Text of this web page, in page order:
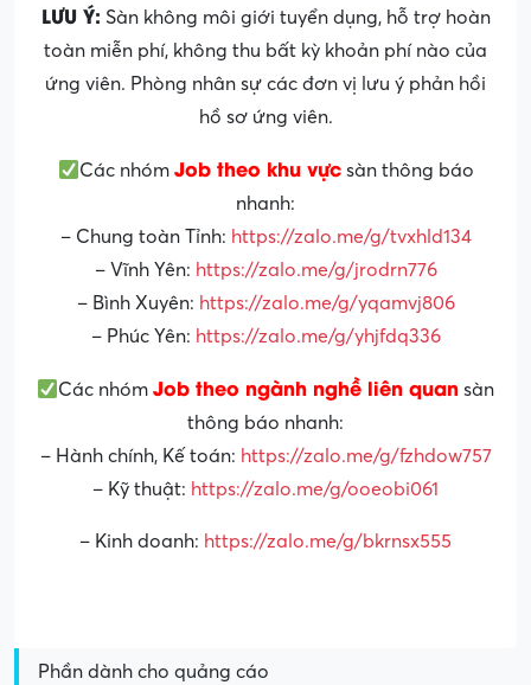
LƯU Ý: Sàn không môi giới tuyển dụng, hỗ trợ hoàn
toàn miễn phí, không thu bất kỳ khoản phí nào của
ứng viên. Phòng nhân sự các đơn vị lưu ý phản hồi
hồ sơ ứng viên.
Các nhóm Job theo khu vựcsàn thông báo
nhanh:
– Chung toàn Tỉnh: https://zalo.me/g/tvxhld134
– Vĩnh Yên: https://zalo.me/g/jrodrn776
– Bình Xuyên: https://zalo.me/g/yqamvj806
– Phúc Yên: https://zalo.me/g/yhjfdq336
Các nhómJob theo ngành nghề liên quan sàn
thông báo nhanh:
– Hành chính, Kế toán: https://zalo.me/g/fzhdow757
– Kỹ thuật: https://zalo.me/g/ooeobi061
– Kinh doanh: https://zalo.me/g/bkrnsx555
Phần dành cho quảng cáo